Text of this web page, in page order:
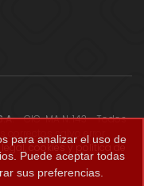
- CIC-MA N. 143 - Todos
correctos salvo error
cookies y política de
para analizar el uso de
Puede aceptar todas
sus preferencias.